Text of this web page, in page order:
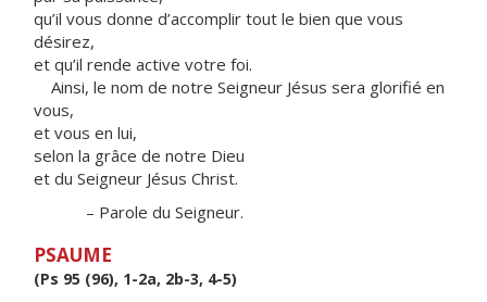
qu’il vous donne d’accomplir tout le bien que vous
désirez,
et qu’il rende active votre foi.
Ainsi, le nom de notre Seigneur Jésus sera glorifié en
vous,
et vous en lui,
selon la grâce de notre Dieu
et du Seigneur Jésus Christ.
– Parole du Seigneur.
PSAUME
(Ps 95 (96), 1-2a, 2b-3, 4-5)